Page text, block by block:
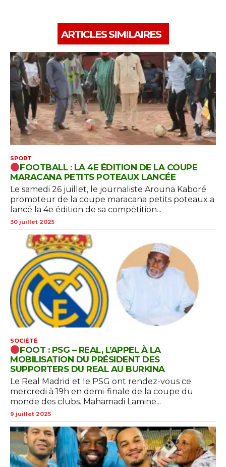
ARTICLES SIMILAIRES
SPORT
FOOTBALL : LA 4E ÉDITION DE LA COUPE
MARACANA PETITS POTEAUX LANCÉE
Le samedi 26 juillet, le journaliste Arouna Kaboré
promoteur de la coupe maracana petits poteaux a
lancé la 4e édition de sa compétition...
30 juillet 2025
SOCIÉTÉ
FOOT : PSG – REAL, L’APPEL À LA
MOBILISATION DU PRÉSIDENT DES
SUPPORTERS DU REAL AU BURKINA
Le Real Madrid et le PSG ont rendez-vous ce
mercredi à 19h en demi-finale de la coupe du
monde des clubs. Mahamadi Lamine...
9 juillet 2025